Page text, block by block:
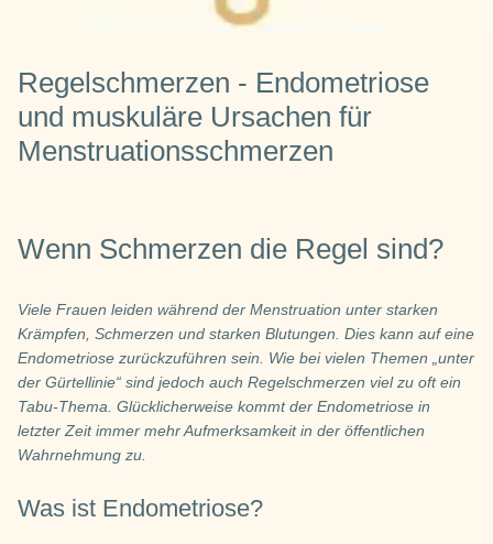
Regelschmerzen - Endometriose
und muskuläre Ursachen für
Menstruationsschmerzen
Wenn Schmerzen die Regel sind?
Viele Frauen leiden während der Menstruation unter starken
Krämpfen, Schmerzen und starken Blutungen. Dies kann auf eine
Endometriose zurückzuführen sein. Wie bei vielen Themen „unter
der Gürtellinie“ sind jedoch auch Regelschmerzen viel zu oft ein
Tabu-Thema. Glücklicherweise kommt der Endometriose in
letzter Zeit immer mehr Aufmerksamkeit in der öffentlichen
Wahrnehmung zu.
Was ist Endometriose?